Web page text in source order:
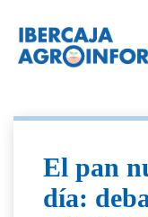
El pan
día: